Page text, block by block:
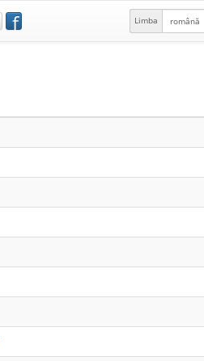
f Limba